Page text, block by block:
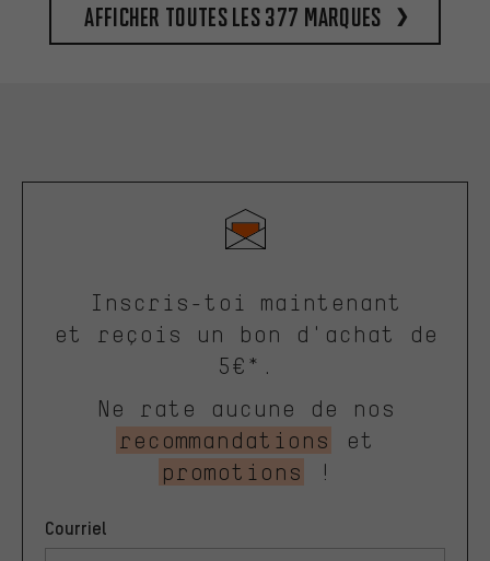
Afficher toutes les 377 marques
Inscris-toi maintenant
et reçois un bon d'achat de
5€*.
Ne rate aucune de nos
recommandations
et
promotions
!
Courriel